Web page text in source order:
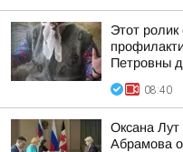
Этот
Петровны
08:40
Оксана
Абрамова